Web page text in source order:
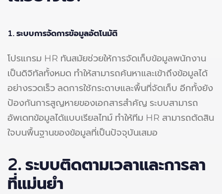
1. ระบบการจัดการข้อมูลอัตโนมัติ
โปรแกรม HR ทันสมัยช่วยให้การจัดเก็บข้อมูลพนักงาน
เป็นดิจิทัลทั้งหมด ทำให้สามารถค้นหาและเข้าถึงข้อมูลได้
อย่างรวดเร็ว ลดการใช้กระดาษและพื้นที่จัดเก็บ อีกทั้งยัง
ป้องกันการสูญหายของเอกสารสำคัญ ระบบสามารถ
อัพเดทข้อมูลได้แบบเรียลไทม์ ทำให้ทีม HR สามารถตัดสิน
ใจบนพื้นฐานของข้อมูลที่เป็นปัจจุบันเสมอ
2. ระบบติดตามเวลาและการลา
ที่แม่นยำ